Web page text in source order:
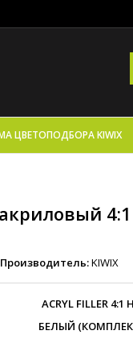
ЦВЕТОПОДБОРА KIWIX
Производитель:KIWIX
ACRYL FILLER 4:1
БЕЛЫЙ